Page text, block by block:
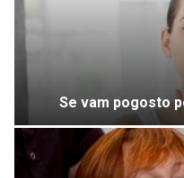
Se vam pogosto